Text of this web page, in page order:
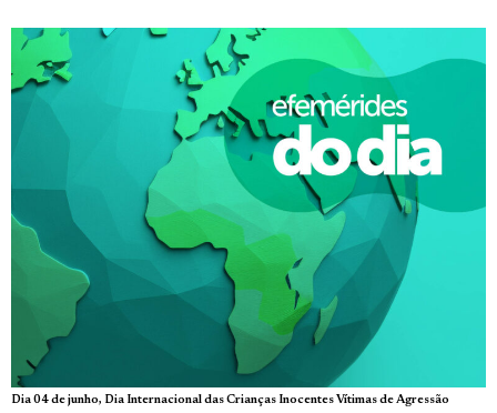
Dia 04 de junho, Dia Internacional das Crianças Inocentes Vítimas de Agressão